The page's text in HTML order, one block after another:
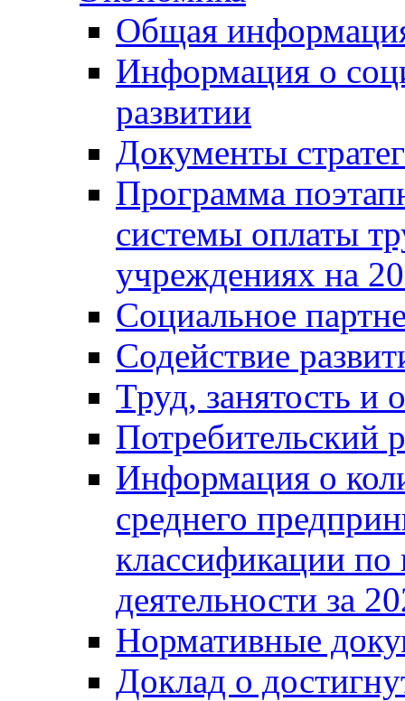
Общая
Информация о
развитии
Документы
Программа
системы оплаты
учреждениях на
Социальное
Содействие
Труд, занятость и
Потребительский
Информация о
среднего
классификации
деятельности за
Нормативные
Доклад о